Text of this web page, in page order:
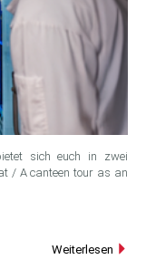
sich euch in zwei
/ A canteen tour as an
Weiterlesen